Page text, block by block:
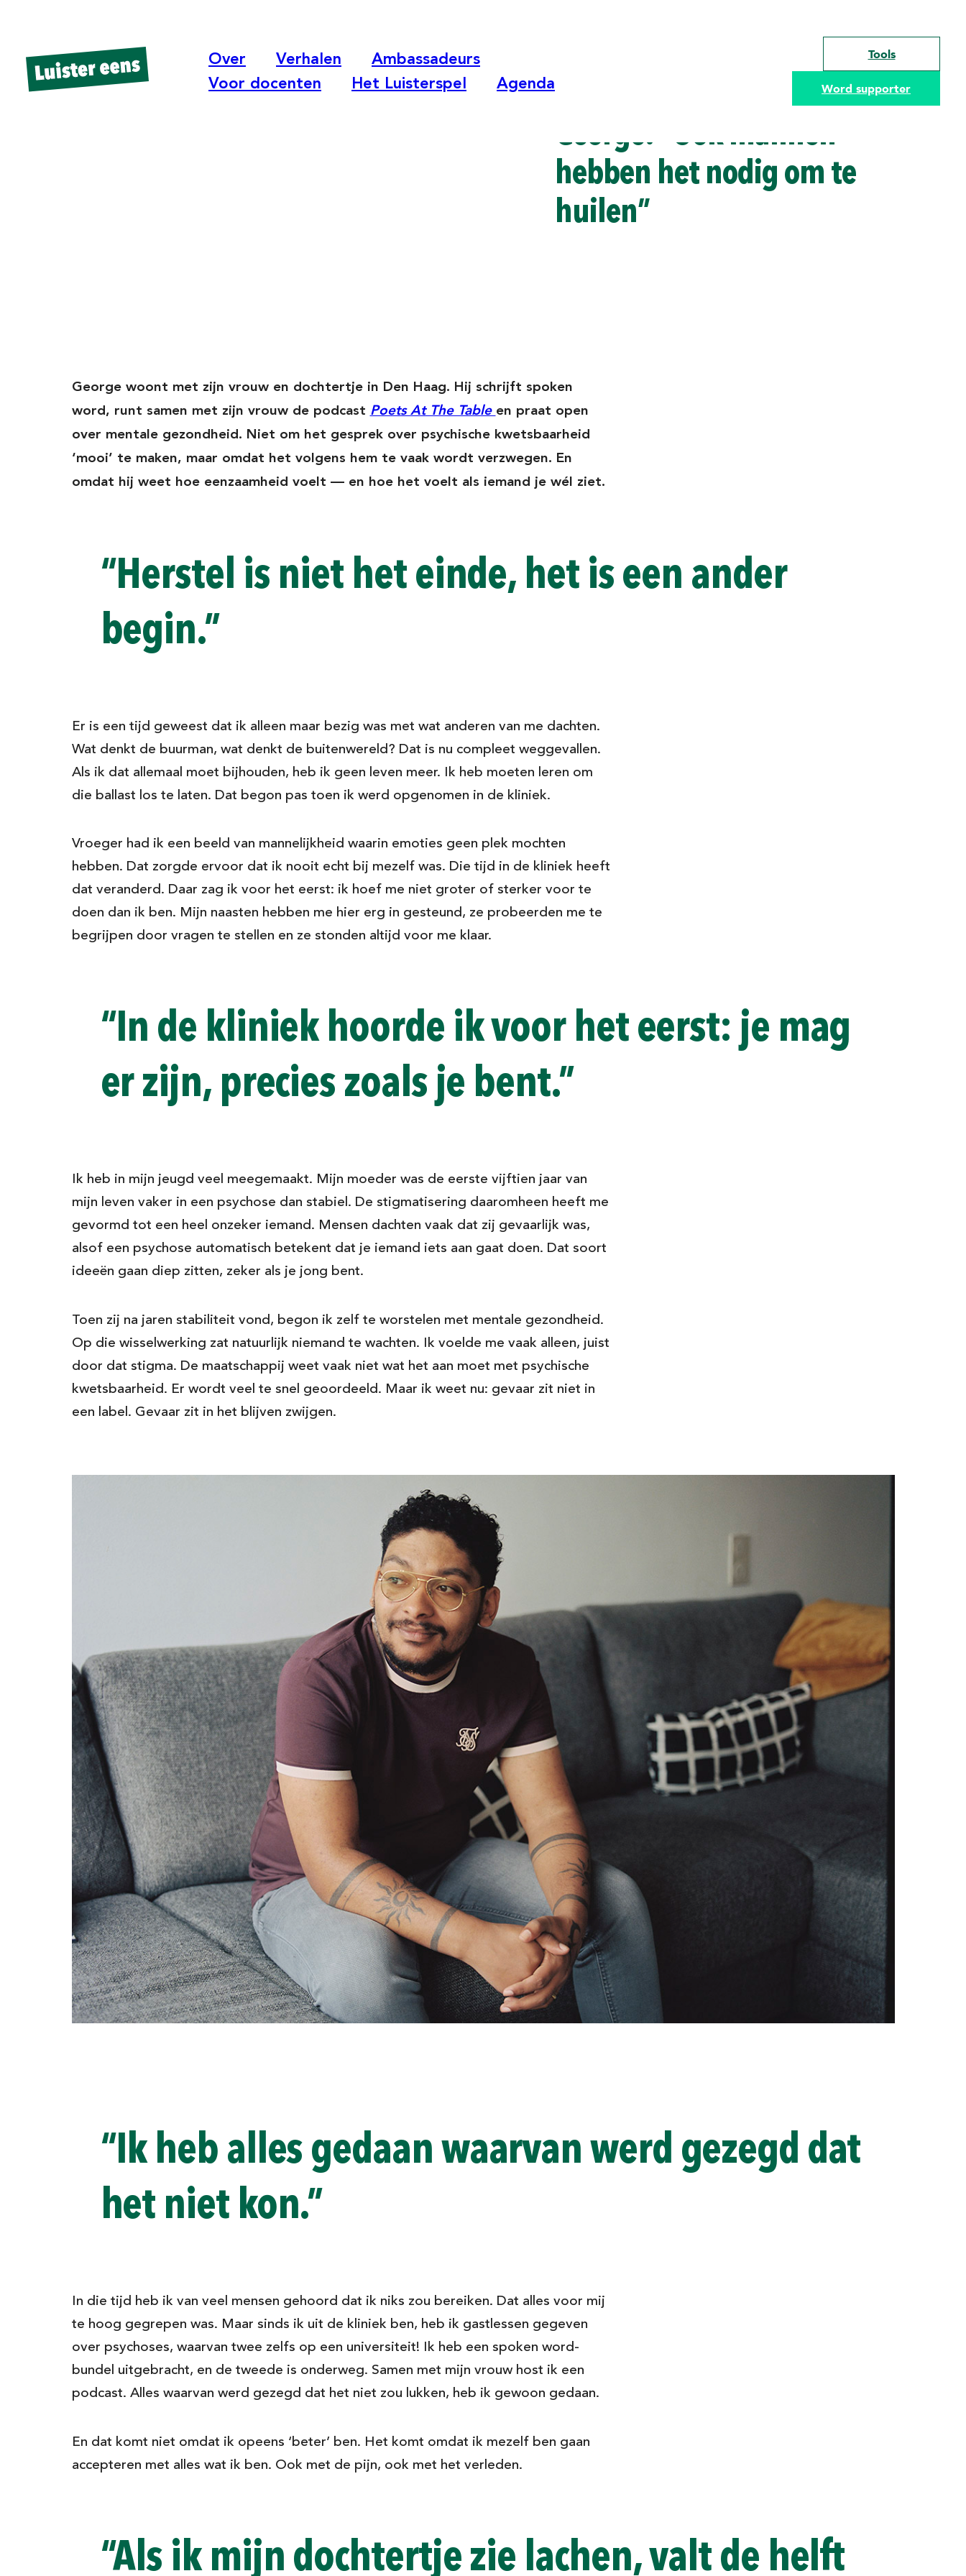
Over Verhalen
Ambassadeurs
Voor docenten
Het Luisterspel Agenda
Tools
Word supporter
George: “Ook mannen
hebben het nodig om te
huilen”
George woont met zijn vrouw en dochtertje in Den Haag. Hij schrijft spoken
word, runt samen met zijn vrouw de podcast Poets At The Table en praat open
over mentale gezondheid. Niet om het gesprek over psychische kwetsbaarheid
‘mooi’ te maken, maar omdat het volgens hem te vaak wordt verzwegen. En
omdat hij weet hoe eenzaamheid voelt — en hoe het voelt als iemand je wél ziet.
“Herstel is niet het einde, het is een ander
begin.”
Er is een tijd geweest dat ik alleen maar bezig was met wat anderen van me dachten.
Wat denkt de buurman, wat denkt de buitenwereld? Dat is nu compleet weggevallen.
Als ik dat allemaal moet bijhouden, heb ik geen leven meer. Ik heb moeten leren om
die ballast los te laten. Dat begon pas toen ik werd opgenomen in de kliniek.
Vroeger had ik een beeld van mannelijkheid waarin emoties geen plek mochten
hebben. Dat zorgde ervoor dat ik nooit echt bij mezelf was. Die tijd in de kliniek heeft
dat veranderd. Daar zag ik voor het eerst: ik hoef me niet groter of sterker voor te
doen dan ik ben. Mijn naasten hebben me hier erg in gesteund, ze probeerden me te
begrijpen door vragen te stellen en ze stonden altijd voor me klaar.
“In de kliniek hoorde ik voor het eerst: je mag
er zijn, precies zoals je bent.”
Ik heb in mijn jeugd veel meegemaakt. Mijn moeder was de eerste vijftien jaar van
mijn leven vaker in een psychose dan stabiel. De stigmatisering daaromheen heeft me
gevormd tot een heel onzeker iemand. Mensen dachten vaak dat zij gevaarlijk was,
alsof een psychose automatisch betekent dat je iemand iets aan gaat doen. Dat soort
ideeën gaan diep zitten, zeker als je jong bent.
Toen zij na jaren stabiliteit vond, begon ik zelf te worstelen met mentale gezondheid.
Op die wisselwerking zat natuurlijk niemand te wachten. Ik voelde me vaak alleen, juist
door dat stigma. De maatschappij weet vaak niet wat het aan moet met psychische
kwetsbaarheid. Er wordt veel te snel geoordeeld. Maar ik weet nu: gevaar zit niet in
een label. Gevaar zit in het blijven zwijgen.
“Ik heb alles gedaan waarvan werd gezegd dat
het niet kon.”
In die tijd heb ik van veel mensen gehoord dat ik niks zou bereiken. Dat alles voor mij
te hoog gegrepen was. Maar sinds ik uit de kliniek ben, heb ik gastlessen gegeven
over psychoses, waarvan twee zelfs op een universiteit! Ik heb een spoken word-
bundel uitgebracht, en de tweede is onderweg. Samen met mijn vrouw host ik een
podcast. Alles waarvan werd gezegd dat het niet zou lukken, heb ik gewoon gedaan.
En dat komt niet omdat ik opeens ‘beter’ ben. Het komt omdat ik mezelf ben gaan
accepteren met alles wat ik ben. Ook met de pijn, ook met het verleden.
“Als ik mijn dochtertje zie lachen, valt de helft
hoogte van jouw
We hebben deze tools samen met docenten
dit willen we blijven doen.Daar
hebben we jou voor nodig. Laat je mailadres
achter zodat we je later nog eens kunnen
benaderen. We zijn benieuwd naar jouw feedback
en jouw ervaringen in de klas. Doe je mee?
Bedankt!
Achternaam*
Ja, stuur mij updates over Luister Eens en het
startpakket voor docenten.
lees hier onze privacy verklaring
> Ga verder zonder je aan te melden